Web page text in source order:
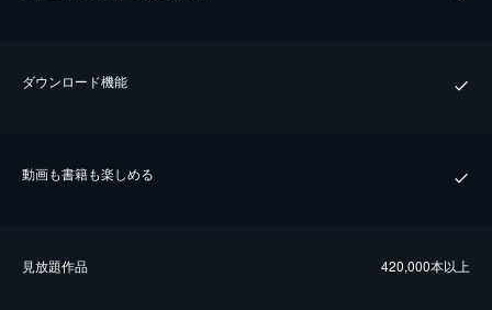
ダウンロード機能
動画も書籍も楽しめる
⾒放題作品 420,000本以上